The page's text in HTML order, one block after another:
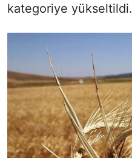
kategoriye yükseltildi.